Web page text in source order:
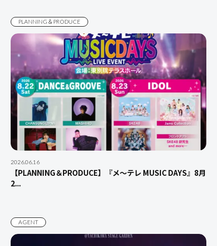
PLANNING＆PRODUCE
2026.06.16
【PLANNING＆PRODUCE】『メ～テレ MUSIC DAYS』8月
2...
AGENT